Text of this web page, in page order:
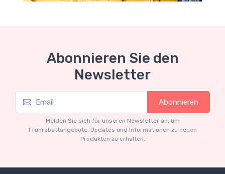
Schnäppchen-Garage
Limited edition 60 pcs
€160.55 €169.00
Abonnieren Sie den
Newsletter
Abonnieren
Melden Sie sich für unseren Newsletter an, um
Frührabattangebote, Updates und Informationen zu neuen
Produkten zu erhalten.